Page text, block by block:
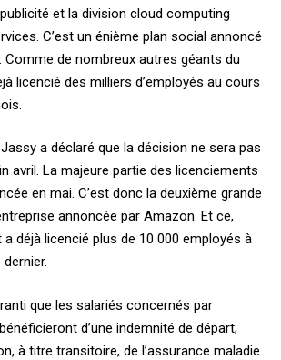
et la division cloud computing
C’est un énième plan social annoncé
de nombreux autres géants du
licencié des milliers d’employés au cours
a déclaré que la décision ne sera pas
avril. La majeure partie des licenciements
en mai. C’est donc la deuxième grande
annoncée par Amazon. Et ce,
a déjà licencié plus de 10 000 employés à
dernier.
que les salariés concernés par
bénéficieront d’une indemnité de départ;
à titre transitoire, de l’assurance maladie